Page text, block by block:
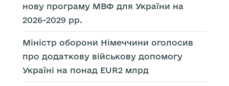
нову програму МВФ для України на
2026-2029 рр.
Міністр оборони Німеччини оголосив
про додаткову військову допомогу
Україні на понад EUR2 млрд